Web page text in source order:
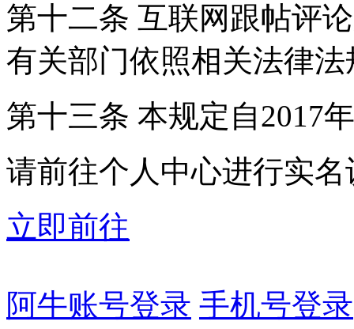
第十二条 互联网跟帖评
有关部门依照相关法律
第十三条 本规定自2017
请前往个人中心进行实名
立即前往
阿牛账号登录 手机号登录